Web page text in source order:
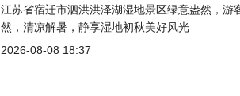
江苏省宿迁市泗洪洪泽湖湿地景区绿意盎然，游
然，清凉解暑，静享湿地初秋美好风光
2026-08-08 18:37